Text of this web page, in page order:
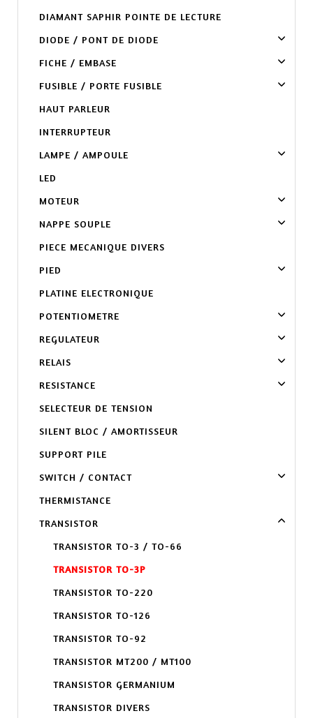
DIAMANT SAPHIR POINTE DE LECTURE
DIODE / PONT DE DIODE
FICHE / EMBASE
FUSIBLE / PORTE FUSIBLE
HAUT PARLEUR
INTERRUPTEUR
LAMPE / AMPOULE
LED
MOTEUR
NAPPE SOUPLE
PIECE MECANIQUE DIVERS
PIED
PLATINE ELECTRONIQUE
POTENTIOMETRE
REGULATEUR
RELAIS
RESISTANCE
SELECTEUR DE TENSION
SILENT BLOC / AMORTISSEUR
SUPPORT PILE
SWITCH / CONTACT
THERMISTANCE
TRANSISTOR
TRANSISTOR TO-3 / TO-66
TRANSISTOR TO-3P
TRANSISTOR TO-220
TRANSISTOR TO-126
TRANSISTOR TO-92
TRANSISTOR MT200 / MT100
TRANSISTOR GERMANIUM
TRANSISTOR DIVERS